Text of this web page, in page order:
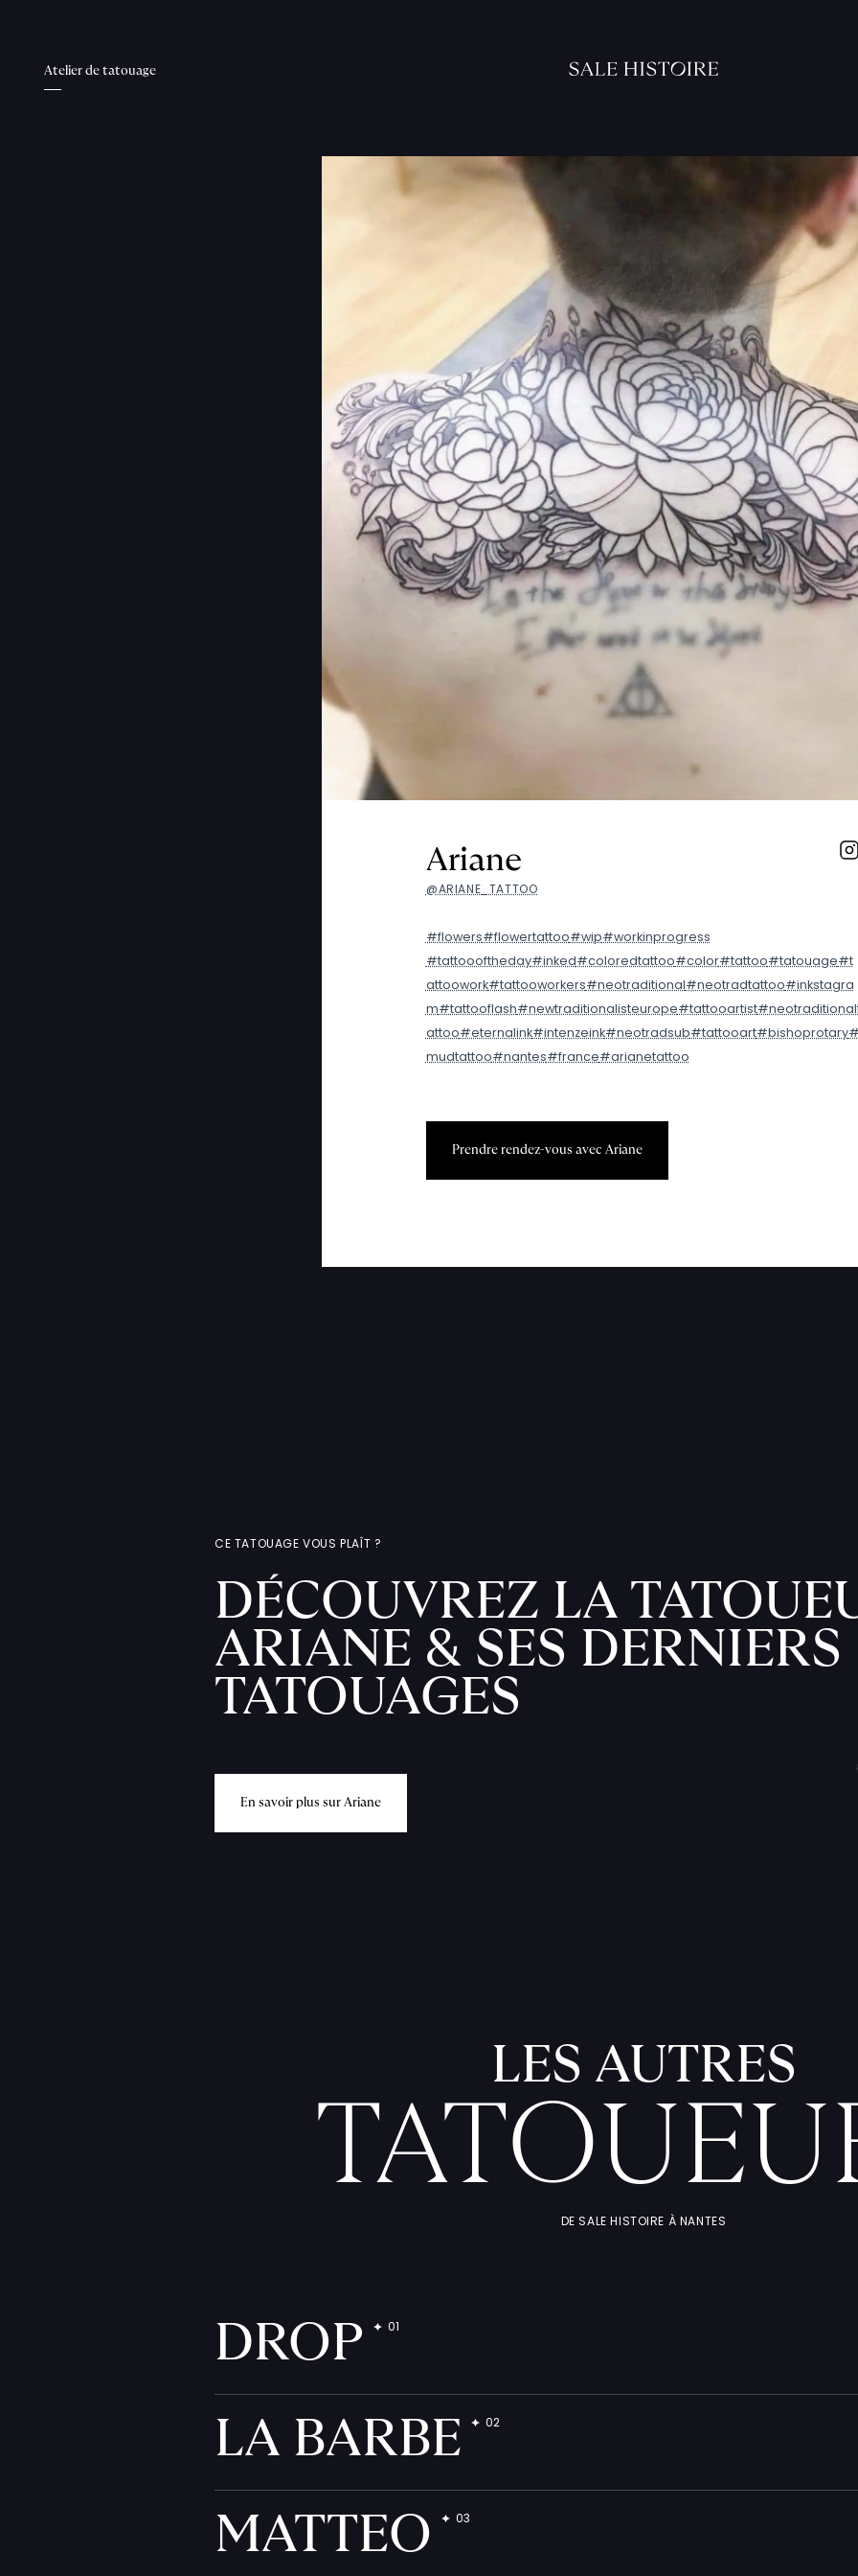
Atelier de tatouage
Ariane
@ARIANE_TATTOO
#flowers#flowertattoo#wip#workinprogress
#tattoooftheday#inked#coloredtattoo#color#tattoo#tatouage#t
attoowork#tattooworkers#neotraditional#neotradtattoo#inkstagra
m#tattooflash#newtraditionalisteurope#tattooartist
attoo#eternalink#intenzeink#neotradsub#tattooart#bishoprotary
mudtattoo#nantes#france#arianetattoo
Prendre rendez-vous avec Ariane
CE TATOUAGE VOUS PLAÎT ?
DÉCOUVREZ LA
ARIANE & SES DERNIERS
TATOUAGES
En savoir plus sur Ariane
LES AUTRES
DE SALE HISTOIRE À NANTES
DROP
LA BARBE
MATTEO